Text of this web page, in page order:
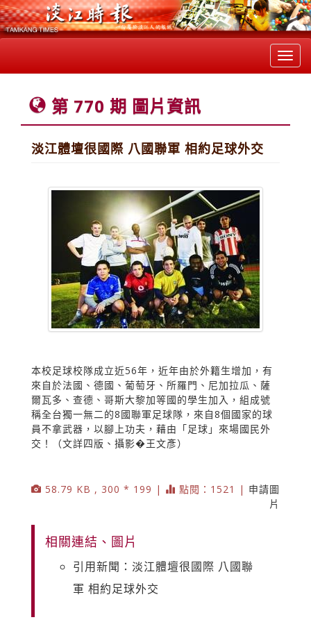
第 770 期 圖片資訊
淡江體壇很國際 八國聯軍 相約足球外交
本校足球校隊成立近56年，近年由於外籍生增加，有
來自於法國、德國、葡萄牙、所羅門、尼加拉瓜、薩
爾瓦多、查德、哥斯大黎加等國的學生加入，組成號
稱全台獨一無二的8國聯軍足球隊，來自8個國家的球
員不拿武器，以腳上功夫，藉由「足球」來場國民外
交！（文詳四版、攝影�王文彥）
58.79 KB , 300 * 199 | 點閱：1521 | 申請圖
片
相關連結、圖片
引用新聞：淡江體壇很國際 八國聯
軍 相約足球外交